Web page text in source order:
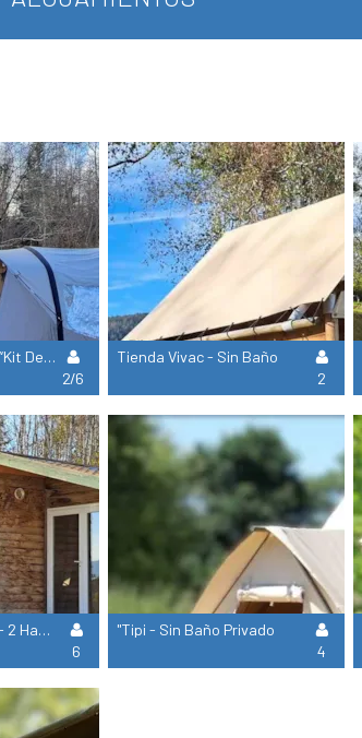
Tienda De Alquiler “Kit De Autocaravana Perfecto” - Sin Baño
2/6
Tienda Vivac - Sin Baño
2
Chalet "Canadien" - 2 Habitaciones
6
"Tipi - Sin Baño Privado
4